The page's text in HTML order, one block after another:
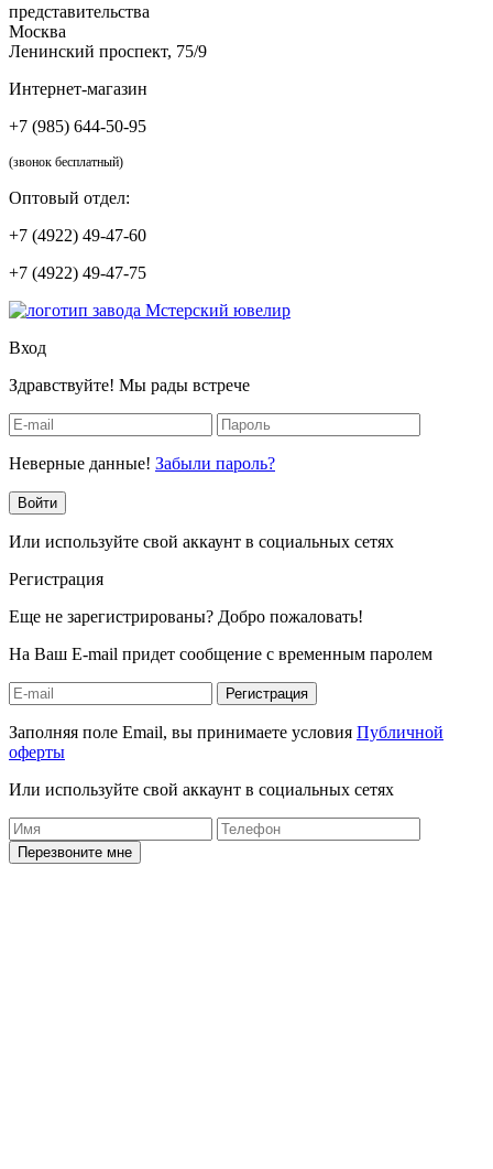
представительства
Москва
Ленинский проспект, 75/9
Интернет-магазин
+7 (985) 644-50-95
(звонок бесплатный)
Оптовый отдел:
+7 (4922) 49-47-60
+7 (4922) 49-47-75
Вход
Здравствуйте! Мы рады встрече
Неверные данные! Забыли пароль?
Войти
Или используйте свой аккаунт в социальных сетях
Регистрация
Еще не зарегистрированы? Добро пожаловать!
На Ваш E-mail придет сообщение с временным паролем
Регистрация
Заполняя поле Email, вы принимаете условия Публичной
оферты
Или используйте свой аккаунт в социальных сетях